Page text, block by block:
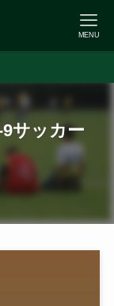
MENU
サッカー